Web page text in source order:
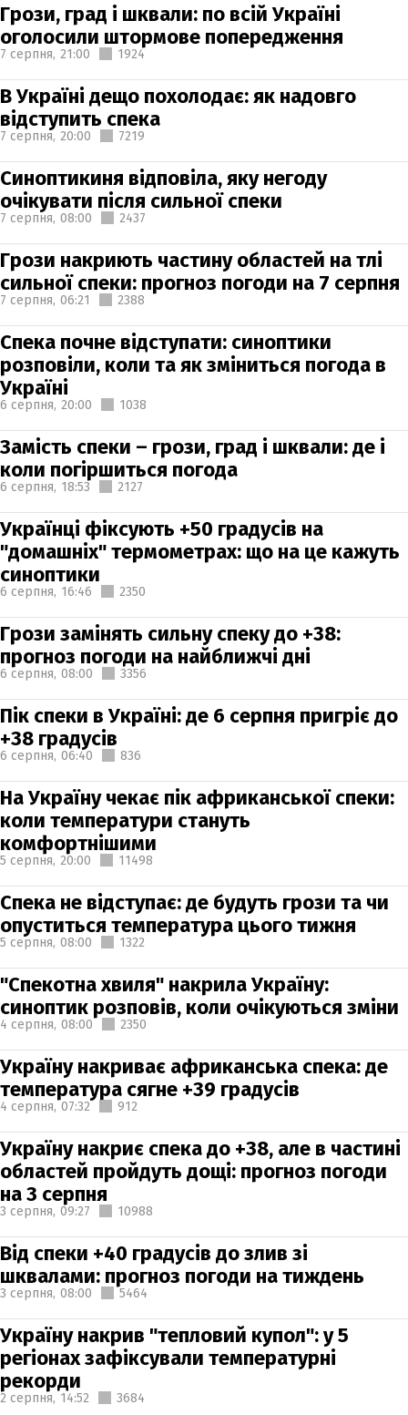
Грози, град і шквали: по всій Україні
оголосили штормове попередження
7 серпня, 21:00 1924
В Україні дещо похолодає: як надовго
відступить спека
7 серпня, 20:00 7219
Синоптикиня відповіла, яку негоду
очікувати після сильної спеки
7 серпня, 08:00 2437
Грози накриють частину областей на тлі
сильної спеки: прогноз погоди на 7 серпня
7 серпня, 06:21 2388
Спека почне відступати: синоптики
розповіли, коли та як зміниться погода в
Україні
6 серпня, 20:00 1038
Замість спеки – грози, град і шквали: де і
коли погіршиться погода
6 серпня, 18:53 2127
Українці фіксують +50 градусів на
"домашніх" термометрах: що на це кажуть
синоптики
6 серпня, 16:46 2350
Грози замінять сильну спеку до +38:
прогноз погоди на найближчі дні
6 серпня, 08:00 3356
Пік спеки в Україні: де 6 серпня пригріє до
+38 градусів
6 серпня, 06:40 836
На Україну чекає пік африканської спеки:
коли температури стануть
комфортнішими
5 серпня, 20:00 11498
Спека не відступає: де будуть грози та чи
опуститься температура цього тижня
5 серпня, 08:00 1322
"Спекотна хвиля" накрила Україну:
синоптик розповів, коли очікуються зміни
4 серпня, 08:00 2350
Україну накриває африканська спека: де
температура сягне +39 градусів
4 серпня, 07:32 912
Україну накриє спека до +38, але в частині
областей пройдуть дощі: прогноз погоди
на 3 серпня
3 серпня, 09:27 10988
Від спеки +40 градусів до злив зі
шквалами: прогноз погоди на тиждень
3 серпня, 08:00 5464
Україну накрив "тепловий купол": у 5
регіонах зафіксували температурні
рекорди
2 серпня, 14:52 3684